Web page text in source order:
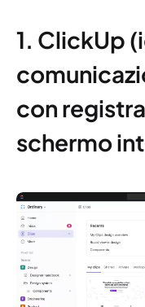
1. ClickUp
con
schermo